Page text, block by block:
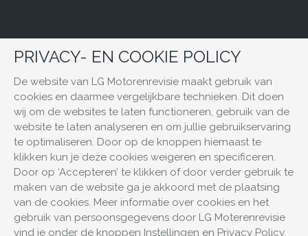
PRIVACY- EN COOKIE POLICY
De website van LG Motorenrevisie maakt gebruik van
cookies en daarmee vergelijkbare technieken. Dit doen
wij om de websites te laten functioneren, gebruik van de
website te laten analyseren en om jullie gebruikservaring
te optimaliseren. Door op de knoppen hiernaast te
klikken kun je deze cookies weigeren en specificeren.
Door op ‘Accepteren’ te klikken of door verder gebruik te
maken van de website ga je akkoord met de plaatsing
van de cookies. Meer informatie over cookies en het
gebruik van persoonsgegevens door LG Moterenrevisie
vind je onder de knoppen Instellingen en Privacy Policy.